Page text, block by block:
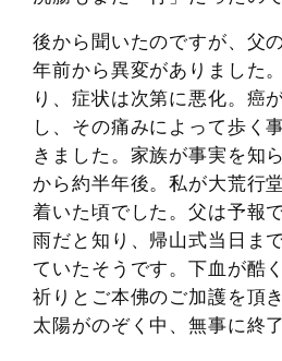
後から聞いたのですが、父
年前から異変がありました
り、症状は次第に悪化。癌
し、その痛みによって歩く
きました。家族が事実を知
から約半年後。私が大荒行
着いた頃でした。父は予報
雨だと知り、帰山式当日ま
ていたそうです。下血が酷
祈りとご本佛のご加護を頂
太陽がのぞく中、無事に終